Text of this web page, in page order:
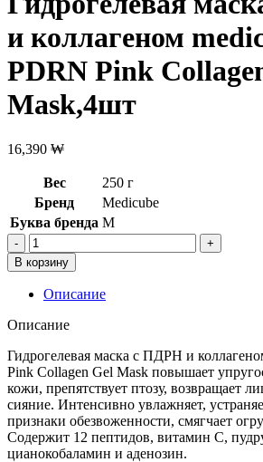
и коллагеном
PDRN Pink
Mask,4шт
16,390 ₩
Вес
250 г
Бренд
Medicube
Буква бренда M
Количество
товара
Гидрогелевая
маска
ПДРН
коллагеном
medicube
PDRN
Pink
Collagen
Gel
Mask,4шт
В корзину
Описание
Описание
Гидрогелевая маска с ПДРН и
Pink Collagen Gel Mask повышает
кожи, препятствует птозу, возвращает
сияние. Интенсивно увлажняет,
признаки обезвоженности, смягчает
Содержит 12 пептидов, витамин С,
цианокобаламин и аденозин.